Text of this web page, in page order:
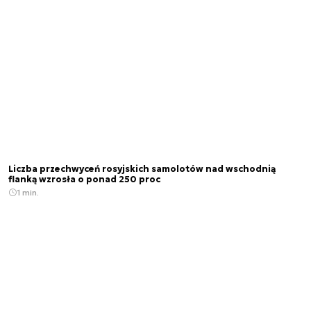
Liczba przechwyceń rosyjskich samolotów nad wschodnią
flanką wzrosła o ponad 250 proc
1 min.